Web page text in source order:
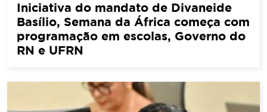
Iniciativa do mandato de Divaneide
Basílio, Semana da África começa com
programação em escolas, Governo do
RN e UFRN